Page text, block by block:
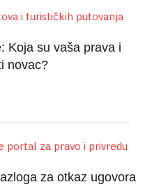
Koja su vaša prava i
novac?
za otkaz ugovora